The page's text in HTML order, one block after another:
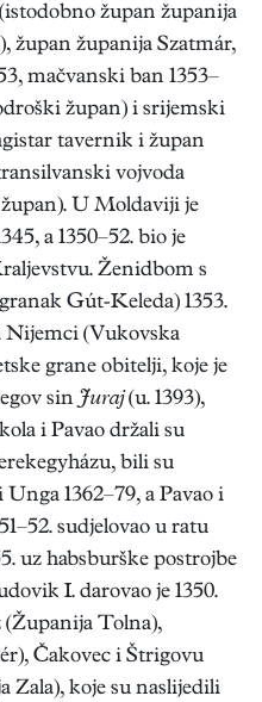
župan županija
župan županija Szatmár,
mačvanski ban 1353–
župan) i srijemski
tavernik i župan
vojvoda
U Moldaviji je
a 1350–52. bio je
Ženidbom s
Gút-Keleda) 1353.
Nijemci (Vukovska
grane obitelji, koje je
sin Juraj(u. 1393),
i Pavao držali su
bili su
1362–79, a Pavao i
sudjelovao u ratu
uz habsburške postrojbe
I. darovao je 1350.
(Županija Tolna),
Čakovec i Štrigovu
Zala), koje su naslijedili